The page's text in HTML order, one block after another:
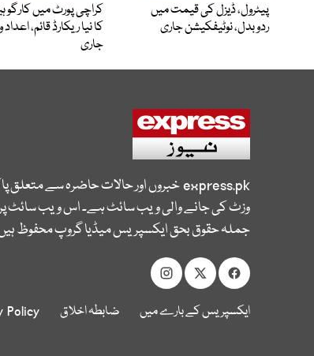
پیٹرول، ڈیزل کی قیمت میں
ردوبدل، نوٹیفکیشن جاری
کراچی پورٹ میں کارگو
کا نیا ریکارڈ قائم،
جاری
express.pkخبروں اور حالات حاضرہ سے متعلق
وزٹ کی جانے والی ویب سائٹ ہے۔ اس ویب سائٹ پر
جملہ حقوق بحق ایکسپریس میڈیا گروپ محفوظ
ایکسپریس کے بارے میں ضابطہ اخلاق Policy